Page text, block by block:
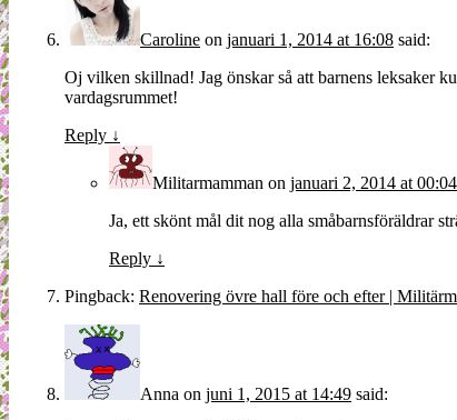
Caroline on januari 1, 2014 at 16:08 said:
Oj vilken skillnad! Jag önskar så att barnens leksaker
vardagsrummet!
Reply ↓
Militarmamman on januari 2, 2014 at 00:04
Ja, ett skönt mål dit nog alla småbarnsföräldrar
Reply ↓
Pingback: Renovering övre hall före och efter |
Anna on juni 1, 2015 at 14:49 said: